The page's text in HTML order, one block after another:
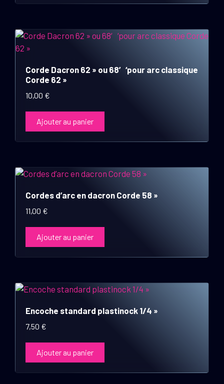
Corde Dacron 62 » ou 68′ ‘pour arc classique
Corde 62 »
10,00 €
Ajouter au panier
Cordes d’arc en dacron Corde 58 »
11,00 €
Ajouter au panier
Encoche standard plastinock 1/4 »
7,50 €
Ajouter au panier